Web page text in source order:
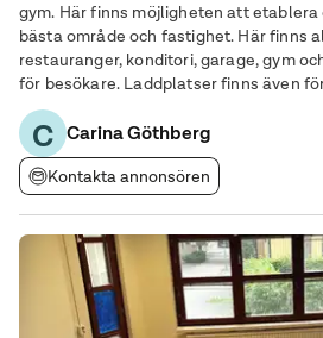
gym. Här finns möjligheten att etablera ert företag i Västerorts
bästa område och fastighet. Här finns
restauranger, konditori, garage, gym
för besökare. Laddplatser finns även
pendeln och busshållplatsen ligger
Lokalen anpassar vi
C Carina Göthberg
Kontakta annonsören